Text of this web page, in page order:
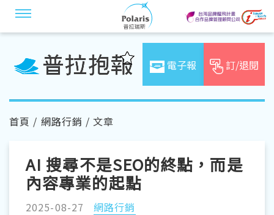
電子報 訂/退閱
首頁 / 網路行銷 / 文章
AI 搜尋不是SEO的終點，而是
內容專業的起點
2025-08-27 網路行銷